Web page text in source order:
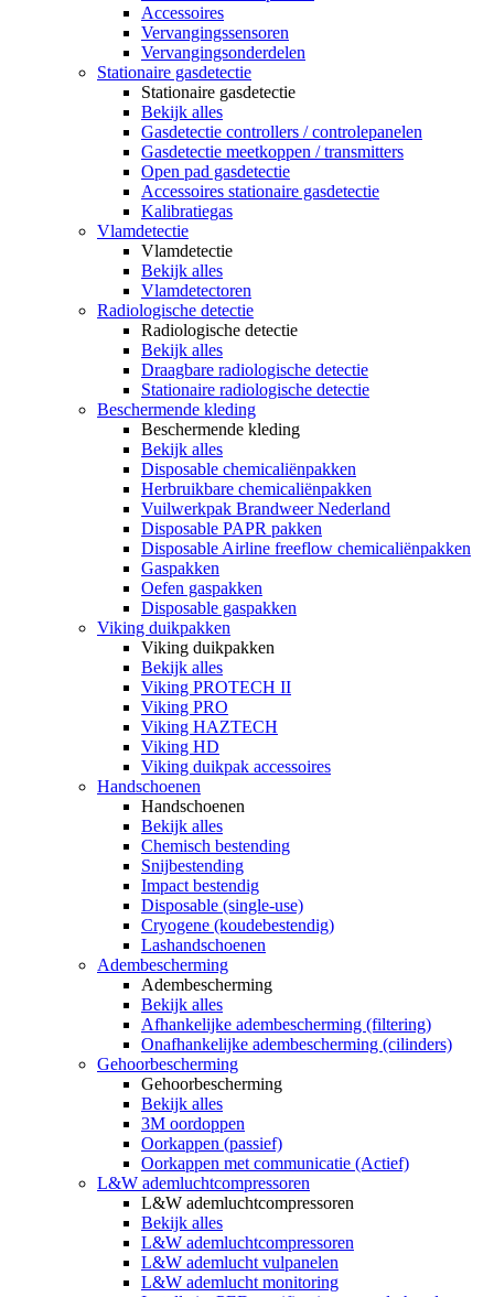
Accessoires
Vervangingssensoren
Vervangingsonderdelen
Stationaire gasdetectie
Stationaire gasdetectie
Bekijk alles
Gasdetectie controllers / controlepanelen
Gasdetectie meetkoppen / transmitters
Open pad gasdetectie
Accessoires stationaire gasdetectie
Kalibratiegas
Vlamdetectie
Vlamdetectie
Bekijk alles
Vlamdetectoren
Radiologische detectie
Radiologische detectie
Bekijk alles
Draagbare radiologische detectie
Stationaire radiologische detectie
Beschermende kleding
Beschermende kleding
Bekijk alles
Disposable chemicaliënpakken
Herbruikbare chemicaliënpakken
Vuilwerkpak Brandweer Nederland
Disposable PAPR pakken
Disposable Airline freeflow chemicaliënpakken
Gaspakken
Oefen gaspakken
Disposable gaspakken
Viking duikpakken
Viking duikpakken
Bekijk alles
Viking PROTECH II
Viking PRO
Viking HAZTECH
Viking HD
Viking duikpak accessoires
Handschoenen
Handschoenen
Bekijk alles
Chemisch bestending
Snijbestending
Impact bestendig
Disposable (single-use)
Cryogene (koudebestendig)
Lashandschoenen
Adembescherming
Adembescherming
Bekijk alles
Afhankelijke adembescherming (filtering)
Onafhankelijke adembescherming (cilinders)
Gehoorbescherming
Gehoorbescherming
Bekijk alles
3M oordoppen
Oorkappen (passief)
Oorkappen met communicatie (Actief)
L&W ademluchtcompressoren
L&W ademluchtcompressoren
Bekijk alles
L&W ademluchtcompressoren
L&W ademlucht vulpanelen
L&W ademlucht monitoring